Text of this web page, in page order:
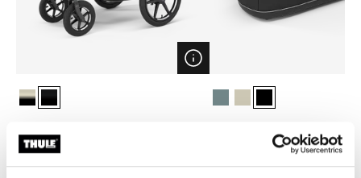
Open info modal
Soft beige on black
Black on black (selected)
poussette tout-terrain Noir
879,95 €
Mid blueSoft beigeBlack (selected)
349,95 €